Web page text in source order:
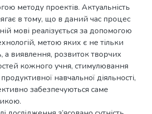
методу проектів. Актуальність
в тому, що в даний час процес
мові реалізується за допомогою
метою яких є не тільки
а виявлення, розвиток творчих
кожного учня, стимулювання
навчальної діяльності,
забезпечуються саме